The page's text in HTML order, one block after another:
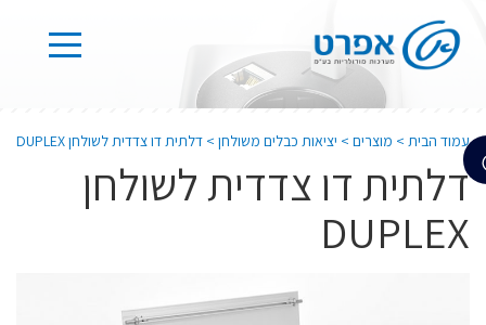
עמוד הבית> מוצרים> יציאות כבלים משולחן> דלתית דו צדדית לשולחן DUPLEX
דלתית דו צדדית לשולחן
DUPLEX